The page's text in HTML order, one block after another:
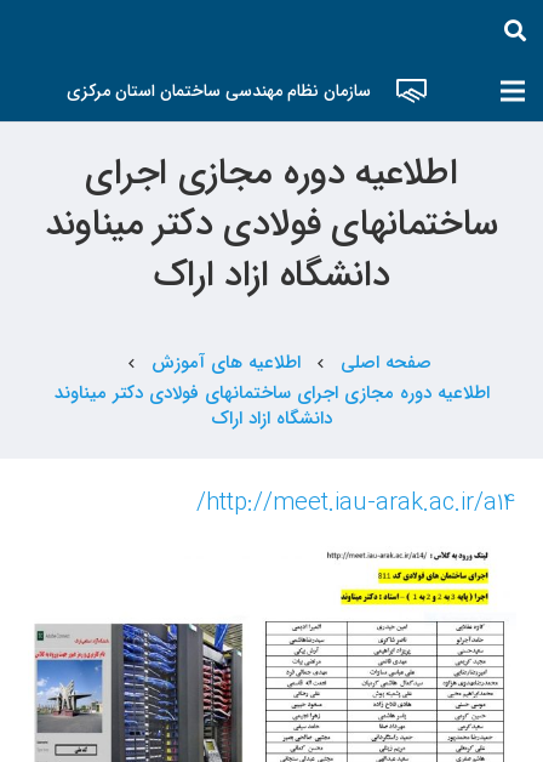
سازمان نظام مهندسی ساختمان استان مرکزی
اطلاعیه دوره مجازی اجرای
ساختمانهای فولادی دکتر میناوند
دانشگاه ازاد اراک
صفحه اصلی chevron_left اطلاعیه های آموزش chevron_left
اطلاعیه دوره مجازی اجرای ساختمانهای فولادی دکتر میناوند
دانشگاه ازاد اراک
http://meet.iau-arak.ac.ir/a14/